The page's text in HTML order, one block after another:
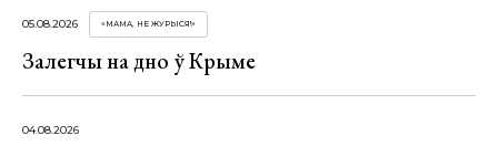
05.08.2026 «МАМА, НЕ ЖУРЫСЯ!»
Залегчы на дно ў Крыме
04.08.2026